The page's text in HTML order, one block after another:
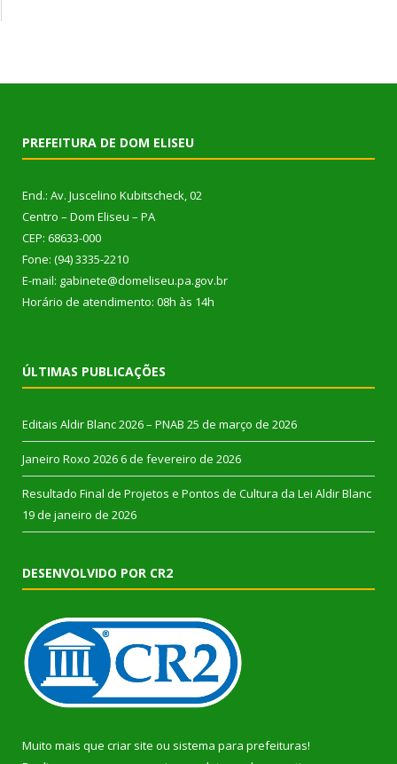
PREFEITURA DE DOM ELISEU
End.: Av. Juscelino Kubitscheck, 02
Centro – Dom Eliseu – PA
CEP: 68633-000
Fone: (94) 3335-2210
E-mail: gabinete@domeliseu.pa.gov.br
Horário de atendimento: 08h às 14h
ÚLTIMAS PUBLICAÇÕES
Editais Aldir Blanc 2026 – PNAB 25 de março de 2026
Janeiro Roxo 2026 6 de fevereiro de 2026
Resultado Final de Projetos e Pontos de Cultura da Lei Aldir Blanc
19 de janeiro de 2026
DESENVOLVIDO POR CR2
Muito mais que criar site ou sistema para prefeituras!